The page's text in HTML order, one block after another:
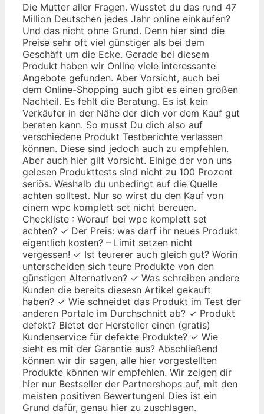
Die Mutter aller Fragen. Wusstet du das rund 47
Million Deutschen jedes Jahr online einkaufen?
Und das nicht ohne Grund. Denn hier sind die
Preise sehr oft viel günstiger als bei dem
Geschäft um die Ecke. Gerade bei diesem
Produkt haben wir Online viele interessante
Angebote gefunden. Aber Vorsicht, auch bei
dem Online-Shopping auch gibt es einen großen
Nachteil. Es fehlt die Beratung. Es ist kein
Verkäufer in der Nähe der dich vor dem Kauf gut
beraten kann. So musst Du dich also auf
verschiedene Produkt Testberichte verlassen
können. Diese sind jedoch auch zu empfehlen.
Aber auch hier gilt Vorsicht. Einige der von uns
gelesen Produkttests sind nicht zu 100 Prozent
seriös. Weshalb du unbedingt auf die Quelle
achten solltest. Nur so wirst du den Kauf von
einem wpc komplett set nicht bereuen.
Checkliste : Worauf bei wpc komplett set
achten? ✓ Der Preis: was darf ihr neues Produkt
eigentlich kosten? – Limit setzen nicht
vergessen! ✓ Ist teurerer auch gleich gut? Worin
unterscheiden sich teure Produkte von den
günstigen Alternativen? ✓ Was schreiben andere
Kunden die bereits diesesn Artikel gekauft
haben? ✓ Wie schneidet das Produkt im Test der
anderen Portale im Durchschnitt ab? ✓ Produkt
defekt? Bietet der Hersteller einen (gratis)
Kundenservice für defekte Produkte? ✓ Wie
sieht es mit der Garantie aus? Abschließend
können wir dir sagen, alle hier vorgestellten
Produkte können wir empfehlen. Wir zeigen dir
hier nur Bestseller der Partnershops auf, mit den
meisten positiven Bewertungen! Dies ist ein
Grund dafür, genau hier zu zuschlagen.